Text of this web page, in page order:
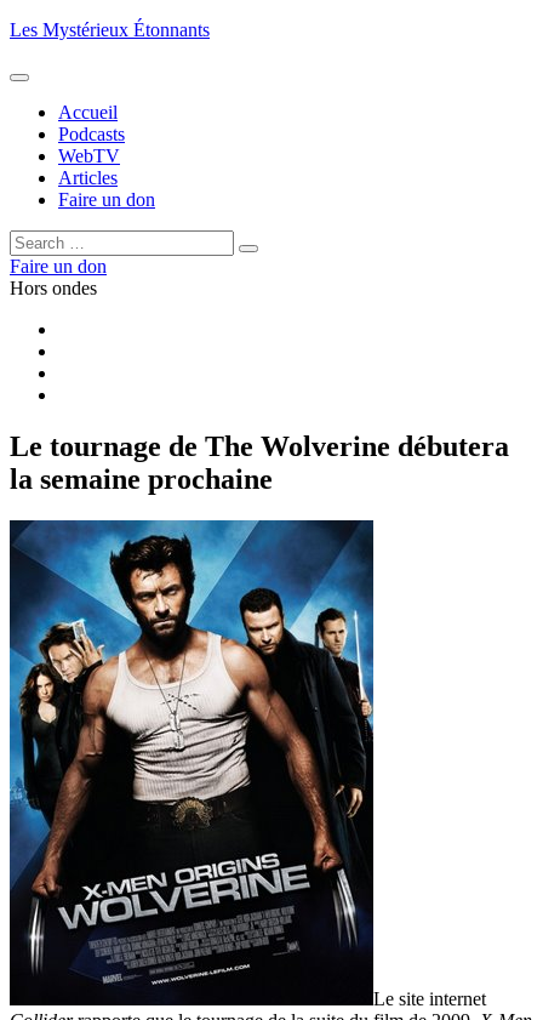
Aller
contenu
Les Mystérieux Étonnants
Accueil
Podcasts
WebTV
Articles
Faire un don
Rechercher :
Rechercher
Faire un don
Hors ondes
Le tournage de The Wolverine débutera
la semaine prochaine
Le site internet